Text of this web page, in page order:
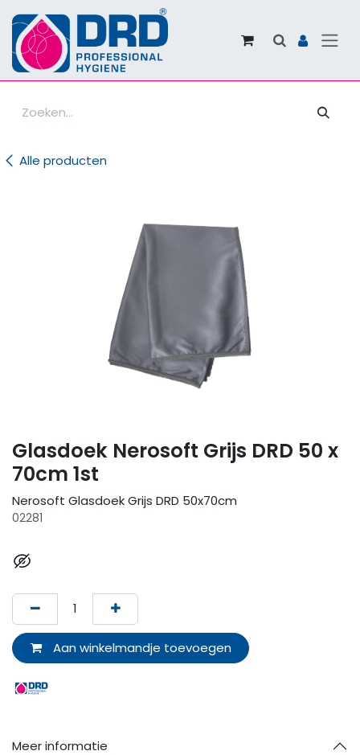
Alle producten
Glasdoek Nerosoft Grijs DRD 50 x
70cm 1st
Nerosoft Glasdoek Grijs DRD 50x70cm
02281
Aan winkelmandje toevoegen
Meer informatie